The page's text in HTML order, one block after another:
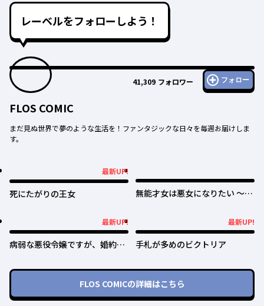
レーベルをフォローしよう！
41,309 フォロワー フォロー
FLOS COMIC
まだ見ぬ世界で夢のような生活を！ファンタジックな日々を毎週お届けしま
す。
最新UP!
死にたがりの王女
無能才女は悪女になりたい ～義
爵様の溺愛に気づかない～
最新UP!
病弱な悪役令嬢ですが、婚約者
たち犬猿の仲でしたよね!?)
最新UP!
手札が多めのビクトリア
FLOS COMICの詳細はこちら